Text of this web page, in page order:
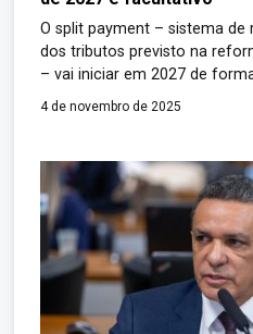
O split payment – sistema
dos tributos previsto na
– vai iniciar em 2027 de
Numa primeira fase, será
maturidade do mercado, o
4 de novembro de 2025